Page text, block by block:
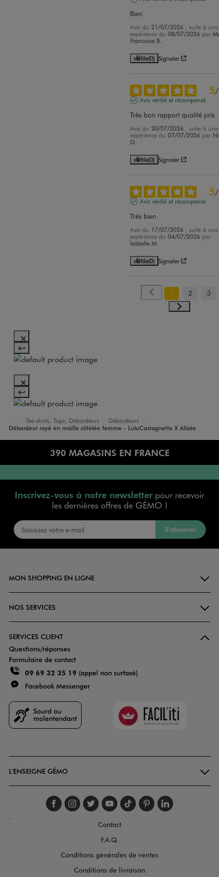
Bien
Avis du 21/07/2026
, suite à une
expérience du08/07/2026 par
Francoise B.
Utile(0) Signaler
5/
Avis vérifié et récompensé
Très bon rapport qualité prix
Avis du 20/07/2026
, suite à une
expérience du07/07/2026 par
G.
Utile(0) Signaler
5/
Avis vérifié et récompensé
Très bien
Avis du 17/07/2026
, suite à une
expérience du04/07/2026 par
Isabelle M.
Utile(0) Signaler
1 2 3
Accueil
Femme
Vêtements
Tee-shirts, Tops, Débardeurs
Débardeurs
Débardeur rayé en maille côtelée femme - LuluCastagnette X Alizée
390 MAGASINS EN FRANCE
Inscrivez-vous à notre newsletterpour recevoir
les dernières offres de GÉMO !
S’abonner
MON SHOPPING EN LIGNE
NOS SERVICES
SERVICES CLIENT
Questions/réponses
Formulaire de contact
09 69 32 35 19 (appel non surtaxé)
Facebook Messenger
Faciliti
L'ENSEIGNE GÉMO
Suivez-nous sur
Suivez-nous sur
Suivez-nous sur
Suivez-nous
Suivez-nous
Suivez-
.
Contact
F.A.Q.
Conditions générales de ventes
Conditions de livraison